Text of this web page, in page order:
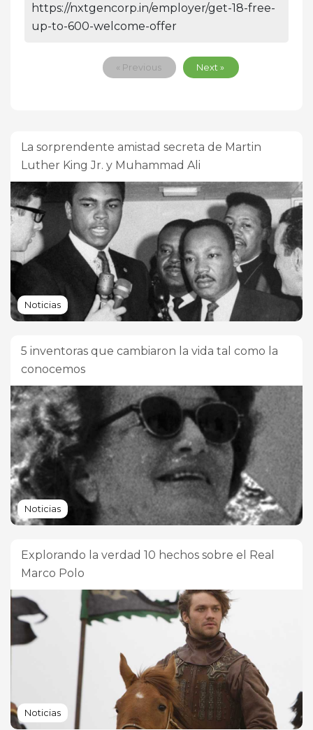
https://nxtgencorp.in/employer/get-18-free-
up-to-600-welcome-offer
« Previous Next »
La sorprendente amistad secreta de Martin
Luther King Jr. y Muhammad Ali
Noticias
5 inventoras que cambiaron la vida tal como la
conocemos
Noticias
Explorando la verdad 10 hechos sobre el Real
Marco Polo
Noticias